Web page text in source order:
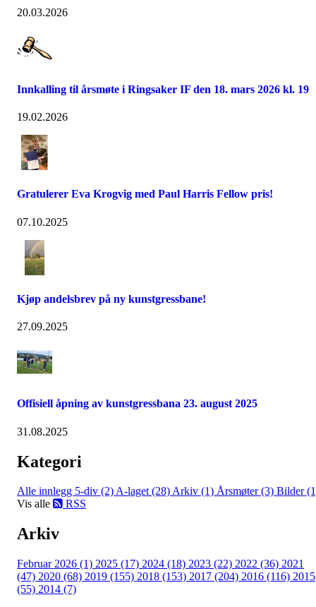
20.03.2026
Innkalling til årsmøte i Ringsaker IF den 18. mars 2026 kl. 19
19.02.2026
Gratulerer Eva Krogvig med Paul Harris Fellow pris!
07.10.2025
Kjøp andelsbrev på ny kunstgressbane!
27.09.2025
Offisiell åpning av kunstgressbana 23. august 2025
31.08.2025
Kategori
Alle innlegg 5-div (2)A-laget (28)Arkiv (1) Årsmøter (3) Bilder
Vis alle
RSS
Arkiv
Februar 2026 (1) 2025 (17) 2024 (18) 2023 (22) 2022 (36) 2021
(47) 2020 (68) 2019 (155) 2018 (153) 2017 (204) 2016 (116) 2015
(55) 2014 (7)